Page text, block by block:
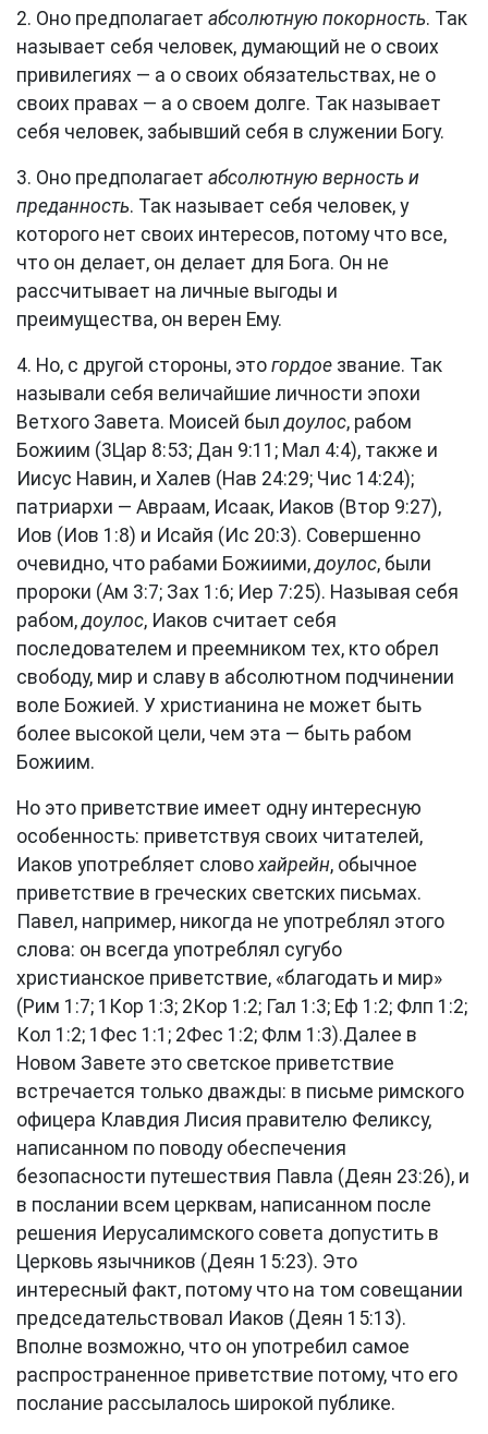
2. Оно предполагает абсолютную покорность. Так
называет себя человек, думающий не о своих
привилегиях — а о своих обязательствах, не о
своих правах — а о своем долге. Так называет
себя человек, забывший себя в служении Богу.
3. Оно предполагает абсолютную верность и
преданность. Так называет себя человек, у
которого нет своих интересов, потому что все,
что он делает, он делает для Бога. Он не
рассчитывает на личные выгоды и
преимущества, он верен Ему.
4. Но, с другой стороны, это гордое звание. Так
называли себя величайшие личности эпохи
Ветхого Завета. Моисей былдоулос, рабом
Божиим (3Цар 8:53; Дан 9:11 ; Мал 4:4), также и
Иисус Навин, и Халев (Нав 24:29; Чис 14:24);
патриархи — Авраам, Исаак, Иаков (Втор 9:27),
Иов ( Иов 1:8) и Исайя ( Ис 20:3). Совершенно
очевидно, что рабами Божиими,доулос, были
пророки (Ам 3:7; Зах 1:6; Иер 7:25). Называя себя
рабом,доулос, Иаков считает себя
последователем и преемником тех, кто обрел
свободу, мир и славу в абсолютном подчинении
воле Божией. У христианина не может быть
более высокой цели, чем эта — быть рабом
Божиим.
Но это приветствие имеет одну интересную
особенность: приветствуя своих читателей,
Иаков употребляет словохайрейн, обычное
приветствие в греческих светских письмах.
Павел, например, никогда не употреблял этого
слова: он всегда употреблял сугубо
христианское приветствие, «благодать и мир»
(Рим 1:7; 1Кор 1:3; 2Кор 1:2; Гал 1:3; Еф 1:2; Флп 1:2;
Кол 1:2; 1Фес 1:1 ; 2Фес 1:2; Флм 1:3).Далее в
Новом Завете это светское приветствие
встречается только дважды: в письме римского
офицера Клавдия Лисия правителю Феликсу,
написанном по поводу обеспечения
безопасности путешествия Павла (Деян 23:26), и
в послании всем церквам, написанном после
решения Иерусалимского совета допустить в
Церковь язычников (Деян 15:23). Это
интересный факт, потому что на том совещании
председательствовал Иаков (Деян 15:13).
Вполне возможно, что он употребил самое
распространенное приветствие потому, что его
послание рассылалось широкой публике.